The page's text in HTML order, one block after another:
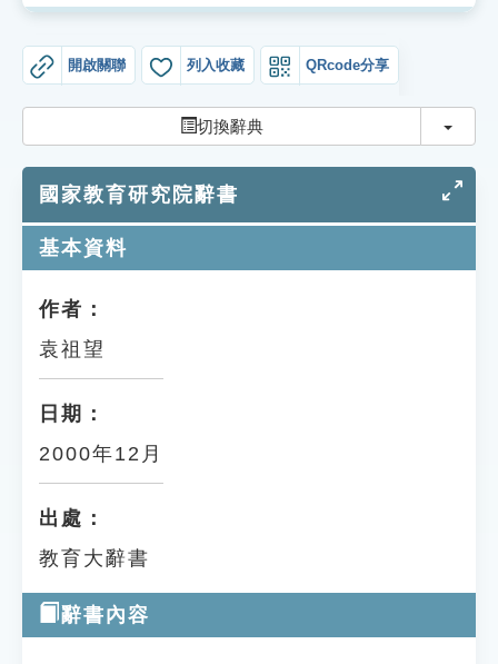
生命大百科索引
遊戲專區
教學應用
貓頭鷹博士
開啟關聯 列入收藏 QRcode分享
切換辭典 切換
國家教育研究院辭書
基本資料
作者：
袁祖望
日期：
2000年12月
出處：
教育大辭書
辭書內容